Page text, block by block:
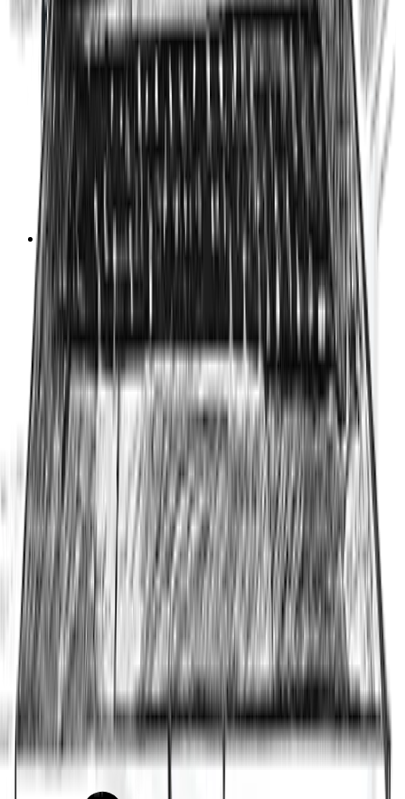
SEO WooCommerce
Extraits de code